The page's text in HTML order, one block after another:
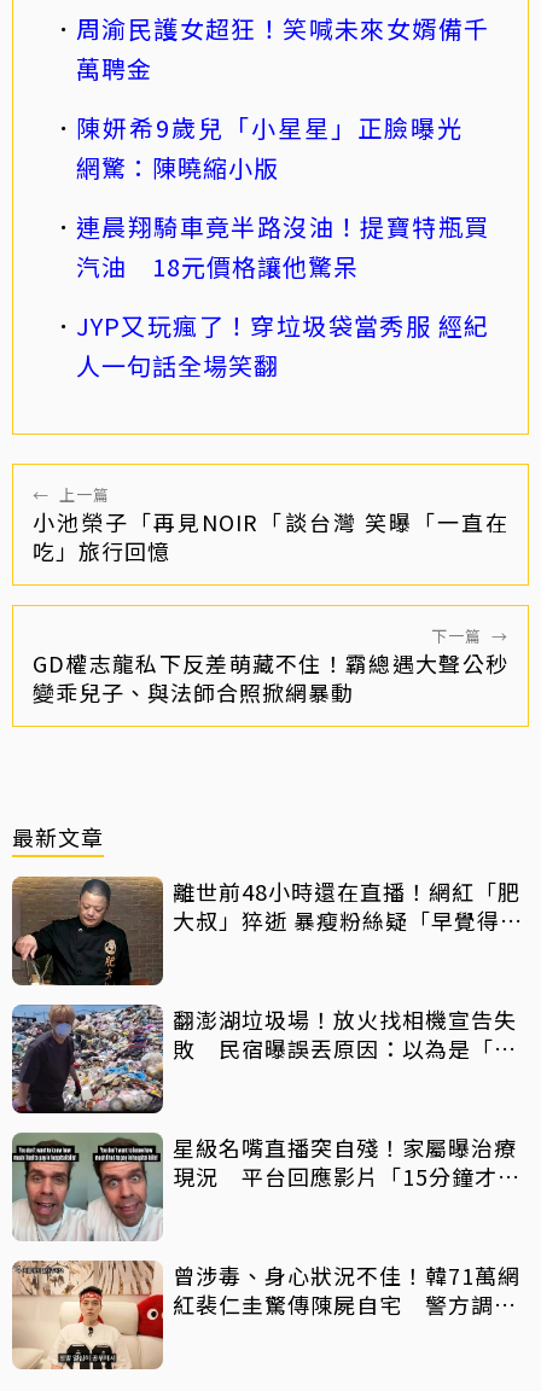
周渝民護女超狂！笑喊未來女婿備千
萬聘金
陳妍希9歲兒「小星星」正臉曝光
網驚：陳曉縮小版
連晨翔騎車竟半路沒油！提寶特瓶買
汽油 18元價格讓他驚呆
JYP又玩瘋了！穿垃圾袋當秀服 經紀
人一句話全場笑翻
← 上一篇
小池榮子「再見NOIR「談台灣 笑曝「一直在
吃」旅行回憶
下一篇 →
GD權志龍私下反差萌藏不住！霸總遇大聲公秒
變乖兒子、與法師合照掀網暴動
最新文章
離世前48小時還在直播！網紅「肥
大叔」猝逝 暴瘦粉絲疑「早覺得不
翻澎湖垃圾場！放火找相機宣告失
敗 民宿曝誤丟原因：以為是「按
星級名嘴直播突自殘！家屬曝治療
現況 平台回應影片「15分鐘才下
曾涉毒、身心狀況不佳！韓71萬網
紅裴仁圭驚傳陳屍自宅 警方調查